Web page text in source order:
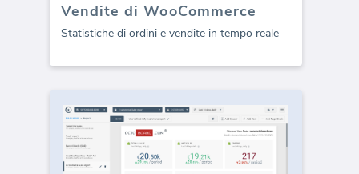
Vendite di WooCommerce
Statistiche di ordini e vendite in tempo reale